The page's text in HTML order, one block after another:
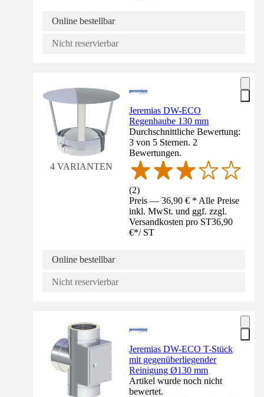
Online bestellbar
Nicht reservierbar
4 VARIANTEN
Jeremias DW-ECO
Regenhaube 130 mm
Durchschnittliche Bewertung:
3 von 5 Sternen. 2
Bewertungen.
(2)
Preis — 36,90 € * Alle Preise
inkl. MwSt. und ggf. zzgl.
Versandkosten pro ST36,90
€*/ ST
Online bestellbar
Nicht reservierbar
Jeremias DW-ECO T-Stück
mit gegenüberliegender
Reinigung Ø130 mm
Artikel wurde noch nicht
bewertet.